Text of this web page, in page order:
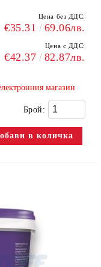
Цена без ДДС:
€35.31 69.06лв.
Цена с ДДС:
€42.37 82.87лв.
магазин
Брой: